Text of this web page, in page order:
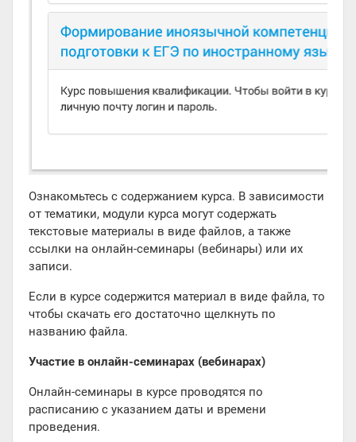
Ознакомьтесь с содержанием курса. В зависимости
от тематики, модули курса могут содержать
текстовые материалы в виде файлов, а также
ссылки на онлайн-семинары (вебинары) или их
записи.
Если в курсе содержится материал в виде файла, то
чтобы скачать его достаточно щелкнуть по
названию файла.
Участие в онлайн-семинарах (вебинарах)
Онлайн-семинары в курсе проводятся по
расписанию с указанием даты и времени
проведения.